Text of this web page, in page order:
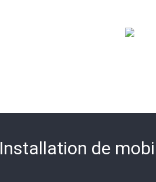
Installation de